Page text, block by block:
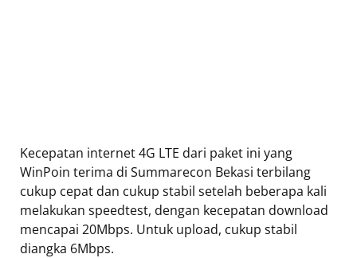
Kecepatan internet 4G LTE dari paket ini yang
WinPoin terima di Summarecon Bekasi terbilang
cukup cepat dan cukup stabil setelah beberapa kali
melakukan speedtest, dengan kecepatan download
mencapai 20Mbps. Untuk upload, cukup stabil
diangka 6Mbps.